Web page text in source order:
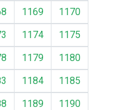
1169
1170
1174
1175
1179
1180
1184
1185
1189
1190